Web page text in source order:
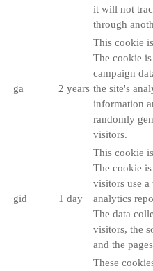
it will not
through
_ga 2 years
This cookie
The cookie
campaign
the site's
information
randomly
visitors.
_gid 1 day
This cookie
The cookie
visitors use a
analytics
The data
visitors, the
and the
These